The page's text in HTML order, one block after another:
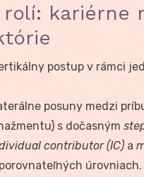
kariérne
postup v rámci
posuny medzi
s dočasným
contributor (IC) a
úrovniach.